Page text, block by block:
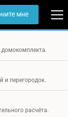
мне
домокомплекта.
и перегородок.
расчёта.